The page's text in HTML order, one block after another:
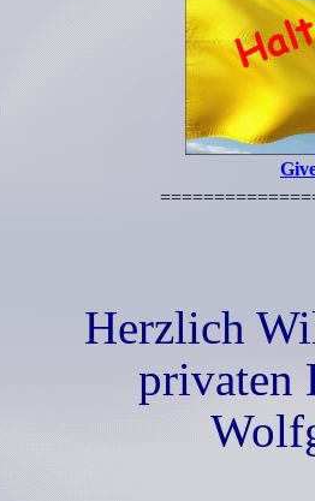
Herzlich
privaten